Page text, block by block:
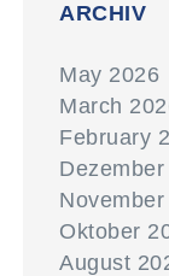
ARCHIV
May 2026
March
February
Oktober
August